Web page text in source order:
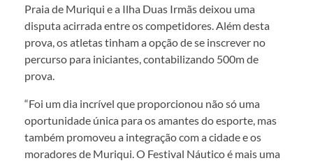
Praia de Muriqui e a Ilha Duas Irmãs deixou uma
disputa acirrada entre os competidores. Além desta
prova, os atletas tinham a opção de se inscrever no
percurso para iniciantes, contabilizando 500m de
prova.
“Foi um dia incrível que proporcionou não só uma
oportunidade única para os amantes do esporte, mas
também promoveu a integração com a cidade e os
moradores de Muriqui. O Festival Náutico é mais uma